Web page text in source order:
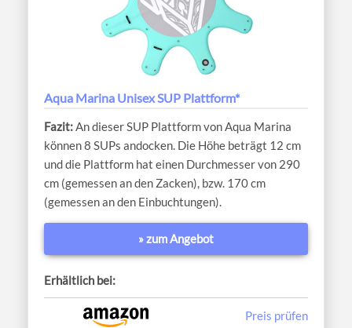
Aqua Marina Unisex SUP Plattform*
An dieser SUP Plattform von Aqua Marina
können 8 SUPs andocken. Die Höhe beträgt 12 cm
und die Plattform hat einen Durchmesser von 290
cm (gemessen an den Zacken), bzw. 170 cm
(gemessen an den Einbuchtungen).
» zum Angebot
Erhältlich bei:
Preis prüfen